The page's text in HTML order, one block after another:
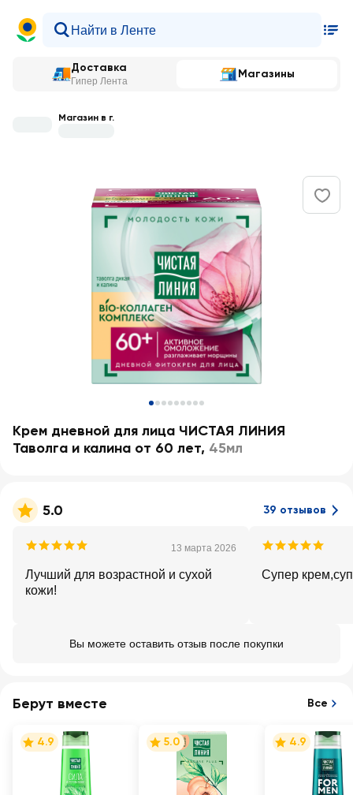
Доставка
Гипер Лента
Магазины
Магазин в г.
Крем дневной для лица ЧИСТАЯ ЛИНИЯ
Таволга и калина от 60 лет, 45мл
5.0 39 отзывов
13 марта 2026
Лучший для возрастной и сухой
кожи!
Супер
Вы можете оставить отзыв после покупки
Берут вместе Все
4.9 5.0 4.9